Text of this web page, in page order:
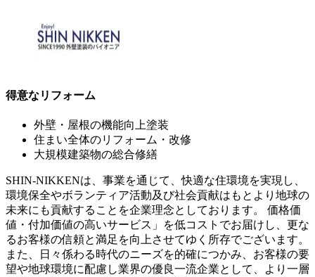
得意なリフォーム
外壁・屋根の機能向上塗装
住まい全体のリフォーム・改修
大規模建築物の総合修繕
SHIN-NIKKENは、事業を通じて、快適な住環境を実現し、
環境保全やボランティア活動及び社会貢献はもとより地球の
未来にも貢献することを企業理念としております。 価格価
値・付加価値の高いサービス」を低コストでお届けし、更な
るお客様の信頼と満足を向上させてゆく所存でございます。
また、日々係わる時代のニーズを的確につかみ、お客様の要
望や地球環境に配慮し業界の優良一流企業として、より一層